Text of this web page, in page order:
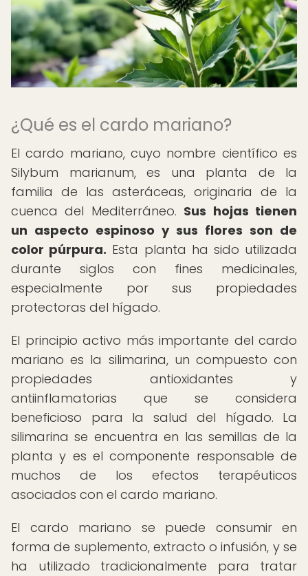
¿Qué es el cardo mariano?
El cardo mariano, cuyo nombre científico es
Silybum marianum, es una planta de la
familia de las asteráceas, originaria de la
cuenca del Mediterráneo. Sus hojas tienen
un aspecto espinoso y sus flores son de
color púrpura. Esta planta ha sido utilizada
durante siglos con fines medicinales,
especialmente por sus propiedades
protectoras del hígado.
El principio activo más importante del cardo
mariano es la silimarina, un compuesto con
propiedades antioxidantes y
antiinflamatorias que se considera
beneficioso para la salud del hígado. La
silimarina se encuentra en las semillas de la
planta y es el componente responsable de
muchos de los efectos terapéuticos
asociados con el cardo mariano.
El cardo mariano se puede consumir en
forma de suplemento, extracto o infusión, y se
ha utilizado tradicionalmente para tratar